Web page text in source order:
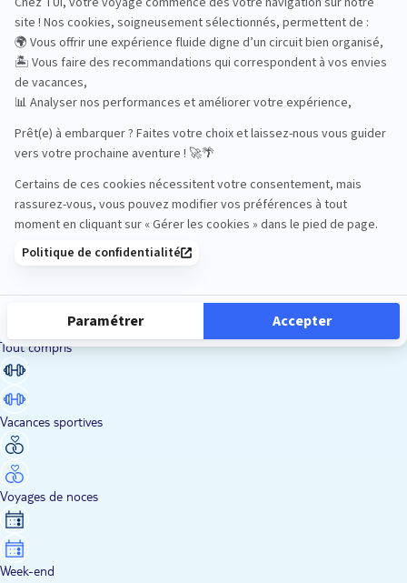
Road Trips
Sénior
Tout compris
Vacances sportives
Voyages de noces
Week-end